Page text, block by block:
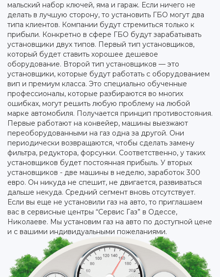
мальский набор ключей, яма и гараж. Если ничего не
делать в лучшую сторону, то установить ГБО могут два
типа клиентов. Компании будут стремиться только к
прибыли. Конкретно в сфере ГБО будут зарабатывать
установщики двух типов. Первый тип установщиков,
который будет ставить хорошее дешевое
оборудование. Второй тип установщиков — это
установщики, которые будут работать с оборудованием
вип и премиум класса. Это специально обученные
профессионалы, которые разбираются во многих
ошибках, могут решить любую проблему на любой
марке автомобиля. Получается принцип противостояния.
Первые работают на конвейер, машины выезжают
переоборудованными на газ одна за другой. Они
периодически возвращаются, чтобы сделать замену
фильтра, редуктора, форсунки. Соответственно, у таких
установщиков будет постоянная прибыль. У вторых
установщиков - две машины в неделю, заработок 300
евро. Он никуда не спешит, не двигается, развиваться
дальше некуда. Средний сегмент вновь отсутствует.
Если вы еще не установили газ на авто, то приглашаем
вас в сервисные центры “Сервис Газ” в Одессе,
Николаеве. Мы установим газ на авто по доступной цене
и с вашими индивидуальными пожеланиями.